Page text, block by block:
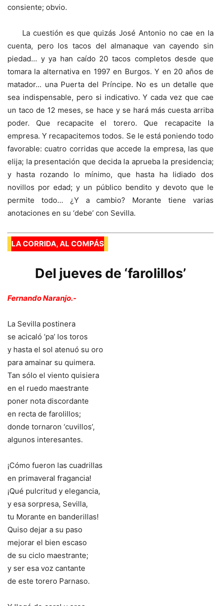
consiente; obvio.
La cuestión es que quizás José Antonio no cae en la
cuenta, pero los tacos del almanaque van cayendo sin
piedad… y ya han caído 20 tacos completos desde que
tomara la alternativa en 1997 en Burgos. Y en 20 años de
matador… una Puerta del Príncipe. No es un detalle que
sea indispensable, pero si indicativo. Y cada vez que cae
un taco de 12 meses, se hace y se hará más cuesta arriba
poder. Que recapacite el torero. Que recapacite la
empresa. Y recapacitemos todos. Se le está poniendo todo
favorable: cuatro corridas que accede la empresa, las que
elija; la presentación que decida la aprueba la presidencia;
y hasta rozando lo mínimo, que hasta ha lidiado dos
novillos por edad; y un público bendito y devoto que le
permite todo… ¿Y a cambio? Morante tiene varias
anotaciones en su ‘debe’ con Sevilla.
LA CORRIDA, AL COMPÁS
Del jueves de ‘farolillos’
Fernando Naranjo.-
La Sevilla postinera
se acicaló ‘pa’ los toros
y hasta el sol atenuó su oro
para amainar su quimera.
Tan sólo el viento quisiera
en el ruedo maestrante
poner nota discordante
en recta de farolillos;
donde tornaron ‘cuvillos’,
algunos interesantes.
¡Cómo fueron las cuadrillas
en primaveral fragancia!
¡Qué pulcritud y elegancia,
y esa sorpresa, Sevilla,
tu Morante en banderillas!
Quiso dejar a su paso
mejorar el bien escaso
de su ciclo maestrante;
y ser esa voz cantante
de este torero Parnaso.